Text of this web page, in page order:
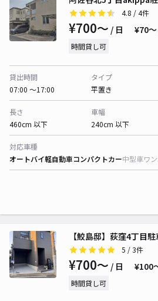
4.8 / 4件
¥700〜 / 日 ¥70
時間貸し可
貸出時間
07:00 〜17:00
タイプ
平置き
長さ
460cm 以下
車幅
240cm 以下
対応車種
オートバイ軽自動車コンパクトカー中型車ワ
【鮫島邸】荻窪4丁目
5 / 3件
¥700〜 / 日 ¥100
時間貸し可